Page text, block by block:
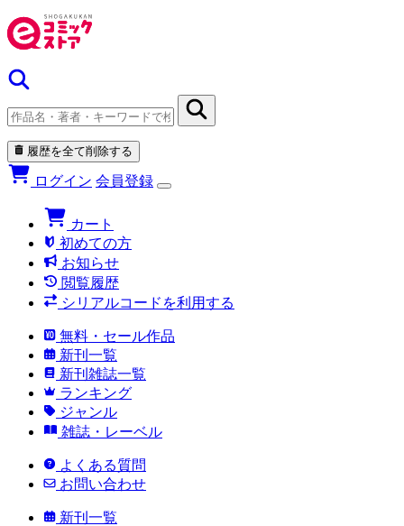
履歴を全て削除する
ログイン 会員登録
カート
初めての方
お知らせ
閲覧履歴
シリアルコードを利用する
無料・セール作品
新刊一覧
新刊雑誌一覧
ランキング
ジャンル
雑誌・レーベル
よくある質問
お問い合わせ
新刊一覧